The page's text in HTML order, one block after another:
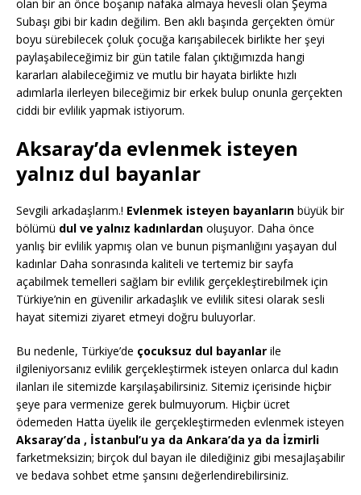
olan bir an önce boşanıp nafaka almaya hevesli olan Şeyma
Subaşı gibi bir kadın değilim. Ben aklı başında gerçekten ömür
boyu sürebilecek çoluk çocuğa karışabilecek birlikte her şeyi
paylaşabileceğimiz bir gün tatile falan çıktığımızda hangi
kararları alabileceğimiz ve mutlu bir hayata birlikte hızlı
adımlarla ilerleyen bileceğimiz bir erkek bulup onunla gerçekten
ciddi bir evlilik yapmak istiyorum.
Aksaray’da evlenmek isteyen
yalnız dul bayanlar
Sevgili arkadaşlarım.! Evlenmek isteyen bayanların büyük bir
bölümü dul ve yalnız kadınlardan oluşuyor. Daha önce
yanlış bir evlilik yapmış olan ve bunun pişmanlığını yaşayan dul
kadınlar Daha sonrasında kaliteli ve tertemiz bir sayfa
açabilmek temelleri sağlam bir evlilik gerçekleştirebilmek için
Türkiye’nin en güvenilir arkadaşlık ve evlilik sitesi olarak sesli
hayat sitemizi ziyaret etmeyi doğru buluyorlar.
Bu nedenle, Türkiye’de çocuksuz dul bayanlar ile
ilgileniyorsanız evlilik gerçekleştirmek isteyen onlarca dul kadın
ilanları ile sitemizde karşılaşabilirsiniz. Sitemiz içerisinde hiçbir
şeye para vermenize gerek bulmuyorum. Hiçbir ücret
ödemeden Hatta üyelik ile gerçekleştirmeden evlenmek isteyen
Aksaray’da , İstanbul’u ya da Ankara’da ya da İzmirli
farketmeksizin; birçok dul bayan ile dilediğiniz gibi mesajlaşabilir
ve bedava sohbet etme şansını değerlendirebilirsiniz.